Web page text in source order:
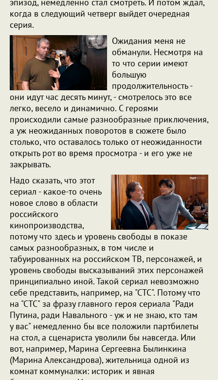
когда в следующий четверг выйдет очередная
серия.
Ожидания меня не
обманули. Несмотря на
то что серии имеют
большую
продолжительность -
они идут час десять минут, - смотрелось это все
легко, весело и динамично. С героями
происходили самые разнообразные приключения,
а уж неожиданных поворотов в сюжете было
столько, что оставалось только от неожиданности
открыть рот во время просмотра - и его уже не
закрывать.
Надо сказать, что этот
сериал - какое-то очень
новое слово в области
российского
кинопроизводства,
потому что здесь и уровень свободы в показе
самых разнообразных, в том числе и
табуированных на российском ТВ, персонажей, и
уровень свободы высказываний этих персонажей
принципиально иной. Такой сериал невозможно
себе представить, например, на "СТС". Потому что
на "СТС" за фразу главного героя сериала "Ради
Путина, ради Навального - уж и не знаю, кто там
у вас" немедленно бы все положили партбилеты
на стол, а сценариста уволили бы навсегда. Или
вот, например, Марина Сергеевна Былинкина
(Марина Александрова), жительница одной из
комнат коммуналки: историк и явная